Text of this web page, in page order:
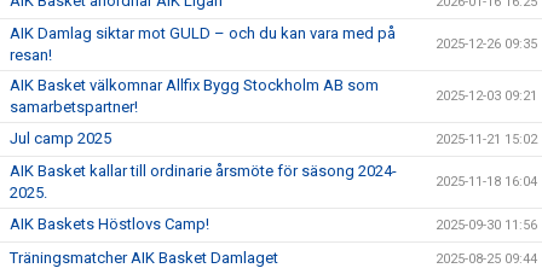
AIK Damlag siktar mot GULD – och du kan vara med på
resan!
2025-12-26 09:35
AIK Basket välkomnar Allfix Bygg Stockholm AB som
samarbetspartner!
2025-12-03 09:21
Jul camp 2025 2025-11-21 15:02
AIK Basket kallar till ordinarie årsmöte för säsong 2024-
2025.
2025-11-18 16:04
AIK Baskets Höstlovs Camp! 2025-09-30 11:56
Träningsmatcher AIK Basket Damlaget 2025-08-25 09:44